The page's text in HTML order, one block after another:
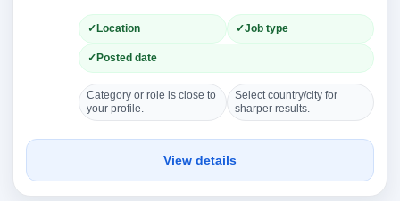
Location Job type
Posted date
Category or role is close to
your profile.
Select country/city for
sharper results.
View details